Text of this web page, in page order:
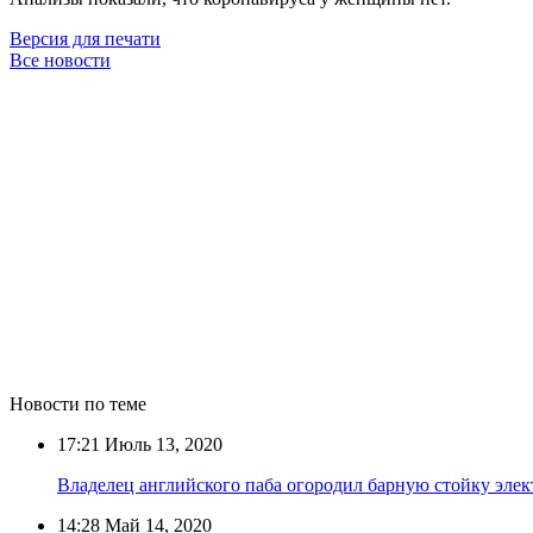
Версия для печати
Все новости
Новости по теме
17:21 Июль 13, 2020
Владелец английского паба огородил барную стойку
14:28 Май 14, 2020